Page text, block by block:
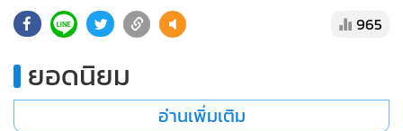
หวู ดึ๊ก ซาม อายุ 59 ปี ที่ได้รับการแต่งตั้งเป็นรองนายกรัฐมนตรี
ในปี 2556 เป็นที่รู้จักอย่างกว้างขวางจากความพยายามของเขา
ในการนำประเทศต่อสู้กับการแพร่ระบาดของโควิด-19
965
ยอดนิยม
อ่านเพิ่มเติม